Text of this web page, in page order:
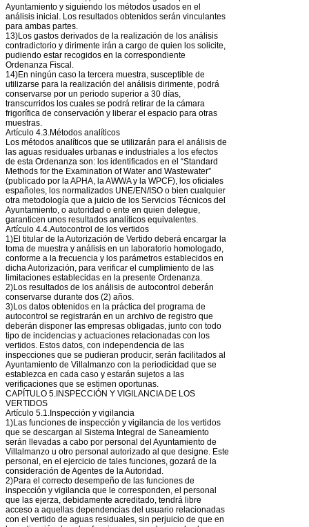
Ayuntamiento y siguiendo los métodos usados en el
análisis inicial. Los resultados obtenidos serán vinculantes
para ambas partes.
13)Los gastos derivados de la realización de los análisis
contradictorio y dirimente irán a cargo de quien los solicite,
pudiendo estar recogidos en la correspondiente
Ordenanza Fiscal.
14)En ningún caso la tercera muestra, susceptible de
utilizarse para la realización del análisis dirimente, podrá
conservarse por un periodo superior a 30 días,
transcurridos los cuales se podrá retirar de la cámara
frigorífica de conservación y liberar el espacio para otras
muestras.
Artículo 4.3.Métodos analíticos
Los métodos analíticos que se utilizarán para el análisis de
las aguas residuales urbanas e industriales a los efectos
de esta Ordenanza son: los identificados en el “Standard
Methods for the Examination of Water and Wastewater”
(publicado por la APHA, la AWWA y la WPCF), los oficiales
españoles, los normalizados UNE/EN/ISO o bien cualquier
otra metodología que a juicio de los Servicios Técnicos del
Ayuntamiento, o autoridad o ente en quien delegue,
garanticen unos resultados analíticos equivalentes.
Artículo 4.4.Autocontrol de los vertidos
1)El titular de la Autorización de Vertido deberá encargar la
toma de muestra y análisis en un laboratorio homologado,
conforme a la frecuencia y los parámetros establecidos en
dicha Autorización, para verificar el cumplimiento de las
limitaciones establecidas en la presente Ordenanza.
2)Los resultados de los análisis de autocontrol deberán
conservarse durante dos (2) años.
3)Los datos obtenidos en la práctica del programa de
autocontrol se registrarán en un archivo de registro que
deberán disponer las empresas obligadas, junto con todo
tipo de incidencias y actuaciones relacionadas con los
vertidos. Estos datos, con independencia de las
inspecciones que se pudieran producir, serán facilitados al
Ayuntamiento de Villalmanzo con la periodicidad que se
establezca en cada caso y estarán sujetos a las
verificaciones que se estimen oportunas.
CAPÍTULO 5.INSPECCIÓN Y VIGILANCIA DE LOS
VERTIDOS
Artículo 5.1.Inspección y vigilancia
1)Las funciones de inspección y vigilancia de los vertidos
que se descargan al Sistema Integral de Saneamiento
serán llevadas a cabo por personal del Ayuntamiento de
Villalmanzo u otro personal autorizado al que designe. Este
personal, en el ejercicio de tales funciones, gozará de la
consideración de Agentes de la Autoridad.
2)Para el correcto desempeño de las funciones de
inspección y vigilancia que le corresponden, el personal
que las ejerza, debidamente acreditado, tendrá libre
acceso a aquellas dependencias del usuario relacionadas
con el vertido de aguas residuales, sin perjuicio de que en